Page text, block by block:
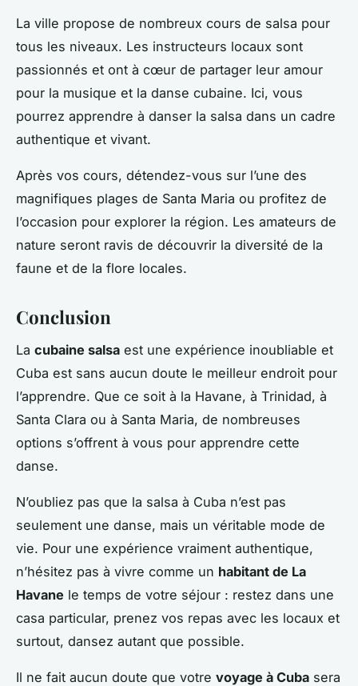
La ville propose de nombreux cours de salsa pour
tous les niveaux. Les instructeurs locaux sont
passionnés et ont à cœur de partager leur amour
pour la musique et la danse cubaine. Ici, vous
pourrez apprendre à danser la salsa dans un cadre
authentique et vivant.
Après vos cours, détendez-vous sur l’une des
magnifiques plages de Santa Maria ou profitez de
l’occasion pour explorer la région. Les amateurs de
nature seront ravis de découvrir la diversité de la
faune et de la flore locales.
Conclusion
La cubaine salsa est une expérience inoubliable et
Cuba est sans aucun doute le meilleur endroit pour
l’apprendre. Que ce soit à la Havane, à Trinidad, à
Santa Clara ou à Santa Maria, de nombreuses
options s’offrent à vous pour apprendre cette
danse.
N’oubliez pas que la salsa à Cuba n’est pas
seulement une danse, mais un véritable mode de
vie. Pour une expérience vraiment authentique,
n’hésitez pas à vivre comme un habitant de La
Havane le temps de votre séjour : restez dans une
casa particular, prenez vos repas avec les locaux et
surtout, dansez autant que possible.
Il ne fait aucun doute que votre voyage à Cuba sera